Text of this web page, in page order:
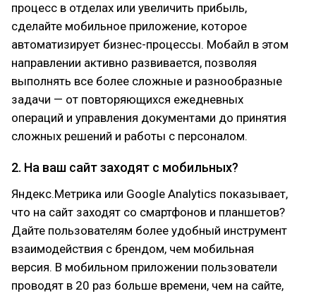
процесс в отделах или увеличить прибыль,
сделайте мобильное приложение, которое
автоматизирует бизнес-процессы. Мобайл в этом
направлении активно развивается, позволяя
выполнять все более сложные и разнообразные
задачи — от повторяющихся ежедневных
операций и управления документами до принятия
сложных решений и работы с персоналом.
2. На ваш сайт заходят с мобильных?
Яндекс.Метрика или Google Analytics показывает,
что на сайт заходят со смартфонов и планшетов?
Дайте пользователям более удобный инструмент
взаимодействия с брендом, чем мобильная
версия. В мобильном приложении пользователи
проводят в 20 раз больше времени, чем на сайте,